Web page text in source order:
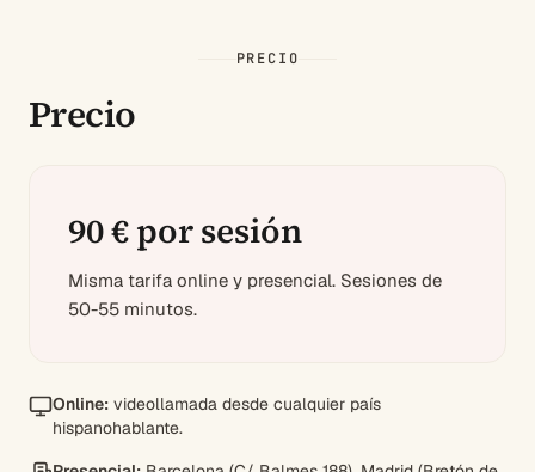
PRECIO
Precio
90 € por sesión
Misma tarifa online y presencial. Sesiones de
50-55 minutos.
Online: videollamada desde cualquier país
hispanohablante.